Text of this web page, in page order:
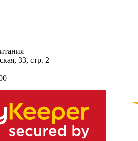
33, стр. 2